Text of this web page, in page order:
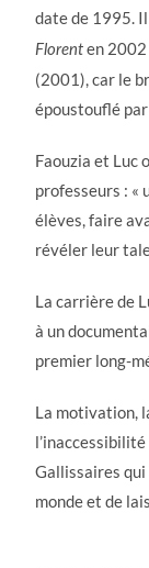
date de 1995.
Florent en 2002
(2001), car le
époustouflé
Faouzia et Luc
professeurs : «
élèves, faire
révéler leur
La carrière de
à un
premier long-
La motivation,
Gallissaires qui
monde et de